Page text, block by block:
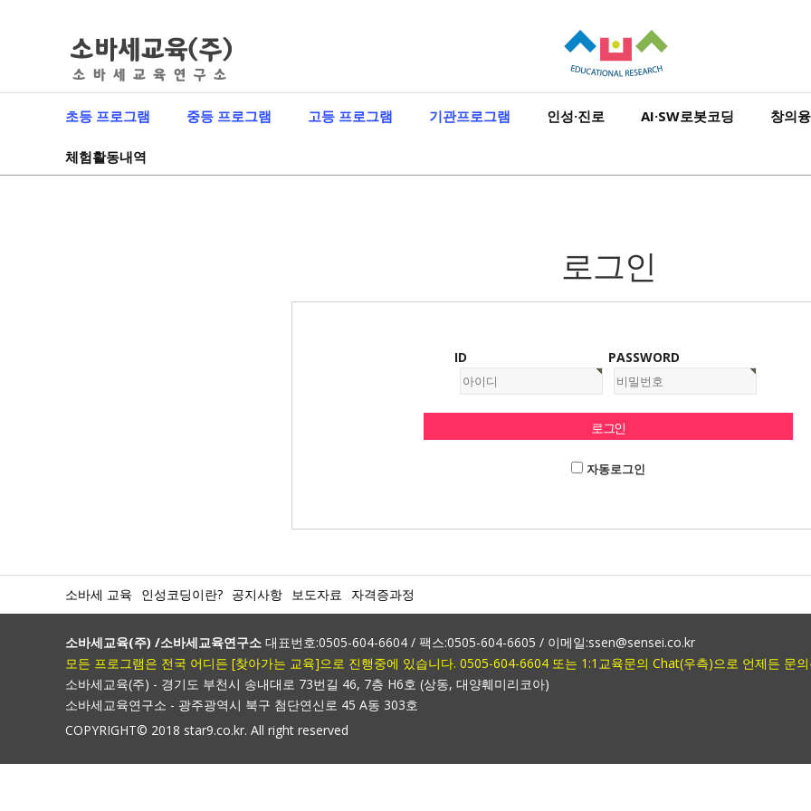
초등 프로그램 중등 프로그램 고등 프로그램 기관프로그램 인성·진로 AI·SW로봇코딩 창의
체험활동내역
로그인
ID PASSWORD
자동로그인
소바세 교육 인성코딩이란? 공지사항 보도자료 자격증과정
소바세교육(주) /소바세교육연구소 대표번호:0505-604-6604 / 팩스:0505-604-6605 / 이메일:ssen@sensei.co.kr
모든 프로그램은 전국 어디든 [찾아가는 교육]으로 진행중에 있습니다. 0505-604-6604 또는 1:1교육문의 Chat(우측)으로 언제든 문의
소바세교육(주) - 경기도 부천시 송내대로 73번길 46, 7층 H6호 (상동, 대양훼미리코아)
소바세교육연구소 - 광주광역시 북구 첨단연신로 45 A동 303호
COPYRIGHT© 2018 star9.co.kr. All right reserved